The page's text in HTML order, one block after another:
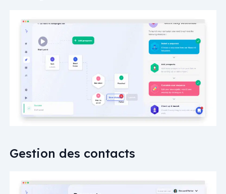
Gestion des contacts